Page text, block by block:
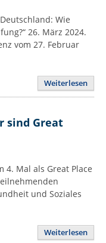
Wie
26. März 2024.
vom 27. Februar
Weiterlesen
sind Great
4. Mal als Great Place
und Soziales
Weiterlesen